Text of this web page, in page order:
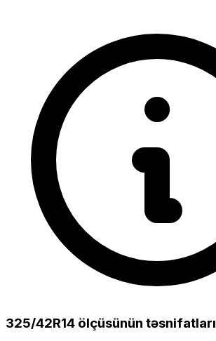
325/42R14 ölçüsünün təsnifatları